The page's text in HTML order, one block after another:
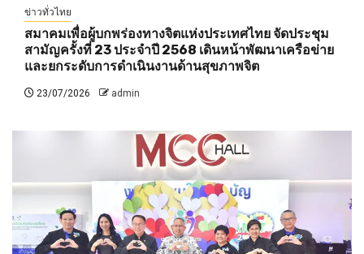
ข่าวทั่วไทย
สมาคมเพื่อผู้บกพร่องทางจิตแห่งประเทศไทย จัดประชุม
สามัญครั้งที่ 23 ประจำปี 2568 เดินหน้าพัฒนาเครือข่าย
และยกระดับการดำเนินงานด้านสุขภาพจิต
23/07/2026 admin